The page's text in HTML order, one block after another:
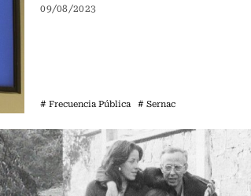
09/08/2023
# Frecuencia Pública # Sernac